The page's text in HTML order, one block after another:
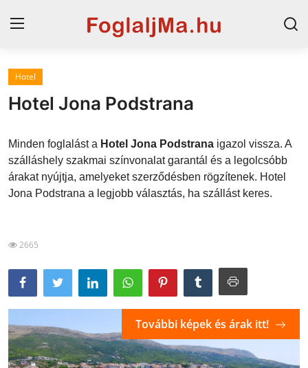
Horvát tengerpart
Horvátország
Szállások a Balatonon
Blog
Hotel
Hotel Jona Podstrana
Minden foglalást a Hotel Jona Podstrana igazol vissza. A
szálláshely szakmai színvonalat garantál és a legolcsóbb
árakat nyújtja, amelyeket szerződésben rögzítenek. Hotel
Jona Podstrana a legjobb választás, ha szállást keres.
2665
További képek és árak itt!